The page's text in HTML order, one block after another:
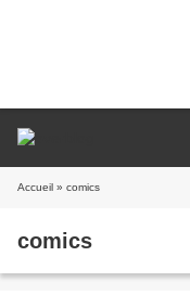
Accueil » comics
comics